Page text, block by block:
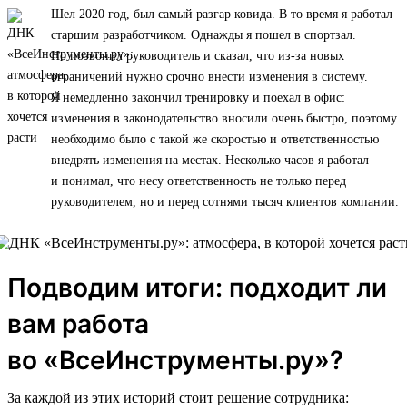
Шел 2020 год, был самый разгар ковида. В то время я работал
старшим разработчиком. Однажды я пошел в спортзал.
Но позвонил руководитель и сказал, что из-за новых
ограничений нужно срочно внести изменения в систему.
Я немедленно закончил тренировку и поехал в офис:
изменения в законодательство вносили очень быстро, поэтому
необходимо было с такой же скоростью и ответственностью
внедрять изменения на местах. Несколько часов я работал
и понимал, что несу ответственность не только перед
руководителем, но и перед сотнями тысяч клиентов компании.
Подводим итоги: подходит ли
вам работа
во «ВсеИнструменты.ру»?
За каждой из этих историй стоит решение сотрудника: